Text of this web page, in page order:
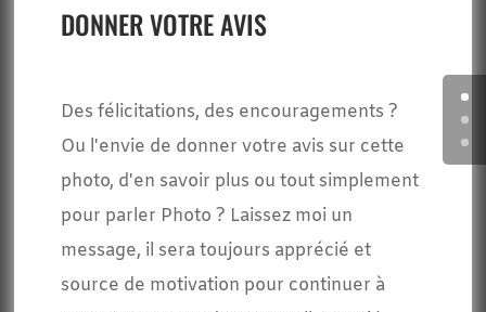
DONNER VOTRE AVIS
Des félicitations, des encouragements ?
Ou l'envie de donner votre avis sur cette
photo, d'en savoir plus ou tout simplement
pour parler Photo ? Laissez moi un
message, il sera toujours apprécié et
source de motivation pour continuer à